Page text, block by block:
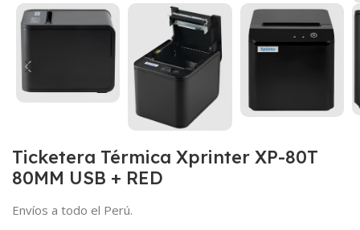
Ticketera Térmica Xprinter XP-80T
80MM USB + RED
Envíos a todo el Perú.